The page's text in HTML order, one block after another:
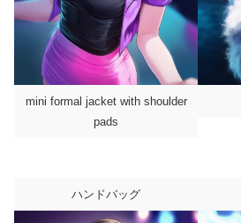
mini formal jacket with shoulder
pads
ハンドバッグ